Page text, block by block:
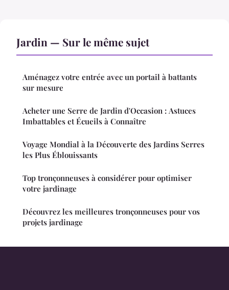
Jardin — Sur le même sujet
Aménagez votre entrée avec un portail à battants
sur mesure
Acheter une Serre de Jardin d'Occasion : Astuces
Imbattables et Écueils à Connaître
Voyage Mondial à la Découverte des Jardins Serres
les Plus Éblouissants
Top tronçonneuses à considérer pour optimiser
votre jardinage
Découvrez les meilleures tronçonneuses pour vos
projets jardinage